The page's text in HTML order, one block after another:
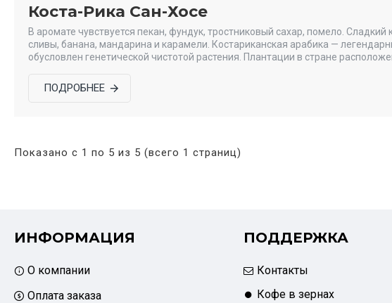
Коста-Рика Сан-Хосе
В аромате чувствуется пекан, фундук, тростниковый сахар, помело.
сливы, банана, мандарина и карамели. Костариканская арабика —
обусловлен генетической чистотой растения. Плантации в стране
ПОДРОБНЕЕ
Показано с 1 по 5 из 5 (всего 1 страниц)
ИНФОРМАЦИЯ
О компании
Оплата заказа
ПОДДЕРЖКА
Контакты
Кофе в зернах